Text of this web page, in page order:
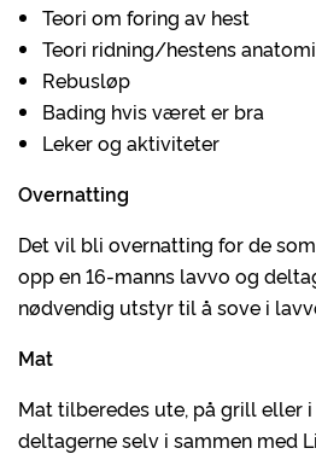
Teori om foring av hest
Teori ridning/hestens anatomi
Rebusløp
Bading hvis været er bra
Leker og aktiviteter
Overnatting
Det vil bli overnatting for de
opp en 16-manns lavvo og
nødvendig utstyr til å sove i
Mat
Mat tilberedes ute, på grill eller i
deltagerne selv i sammen med